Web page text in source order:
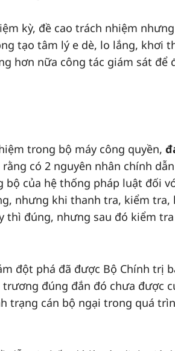
kỳ, đề cao trách nhiệm
tạo tâm lý e dè, lo lắng, khơi
hơn nữa công tác giám sát để
trong bộ máy công quyền,
rằng có 2 nguyên nhân chính
của hệ thống pháp luật đối
nhưng khi thanh tra, kiểm tra,
thì đúng, nhưng sau đó kiểm
đột phá đã được Bộ Chính trị
đúng đắn đó chưa được
trạng cán bộ ngại trong quá